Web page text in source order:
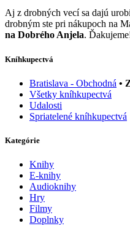
Aj z drobných vecí sa dajú
drobným ste pri nákupoch na
na Dobrého Anjela.
Kníhkupectvá
Bratislava - Obchodná •
Všetky kníhkupectvá
Udalosti
Spriatelené kníhkupectvá
Kategórie
Knihy
E-knihy
Audioknihy
Hry
Filmy
Doplnky